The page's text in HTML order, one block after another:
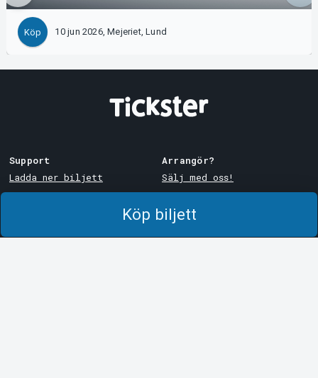
Köp biljett
Köp 10 jun 2026, Mejeriet, Lund
Support
Ladda ner biljett
Köp- och leveransvillkor
Integritetspolicy
Arrangör?
Sälj med oss!
System Support